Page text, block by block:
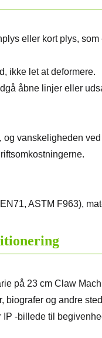
eller kort plys,
ikke let at deformere.
åbne linjer eller
vanskeligheden
ASTM F963),
på 23 cm Claw
biografer og andre
-billede til